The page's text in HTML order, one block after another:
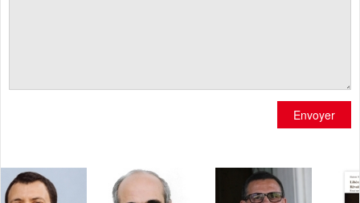
Envoyer